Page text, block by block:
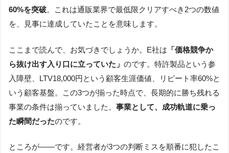
60%を突破。これは通販業界で最低限クリアすべき2つの数値
を、見事に達成していたことを意味します。
ここまで読んで、お気づきでしょうか。E社は 「価格競争か
ら抜け出す入り口に立っていた」 のです。特許製品という参
入障壁、LTV18,000円という顧客生涯価値、リピート率60%と
いう顧客基盤。この3つが揃った時点で、長期的に勝ち残れる
事業の条件は揃っていました。 事業として、成功軌道に乗っ
た瞬間だったのです。
ところが――です。経営者が3つの判断ミスを順番に犯したこ